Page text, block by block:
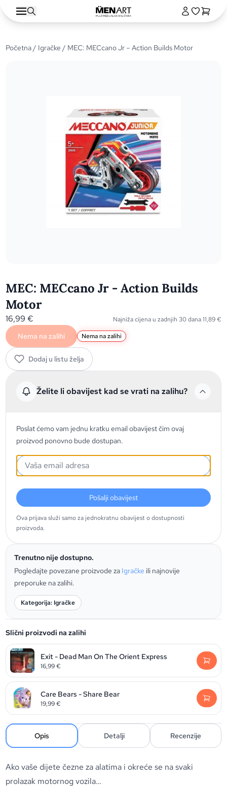
Početna/ Igračke / MEC: MECcano Jr – Action Builds Motor
MEC: MECcano Jr - Action Builds
Motor
16,99€ Najniža cijena u zadnjih 30 dana11,89€
Nema na zalihi Nema na zalihi
Dodaj u listu želja
Želite li obavijest kad se vrati na zalihu?
Poslat ćemo vam jednu kratku email obavijest čim ovaj
proizvod ponovno bude dostupan.
Pošalji obavijest
Ova prijava služi samo za jednokratnu obavijest o dostupnosti
proizvoda.
Trenutno nije dostupno.
Pogledajte povezane proizvode za Igračke ili najnovije
preporuke na zalihi.
Kategorija: Igračke
Slični proizvodi na zalihi
Exit - Dead Man On The Orient Express
16,99€
Care Bears - Share Bear
19,99€
Opis Detalji Recenzije
Ako vaše dijete čezne za alatima i okreće se na svaki
prolazak motornog vozila…